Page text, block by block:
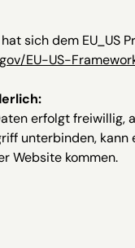
sich dem EU_US
EU-US-
erfolgt freiwillig,
unterbinden, kann
Website kommen.